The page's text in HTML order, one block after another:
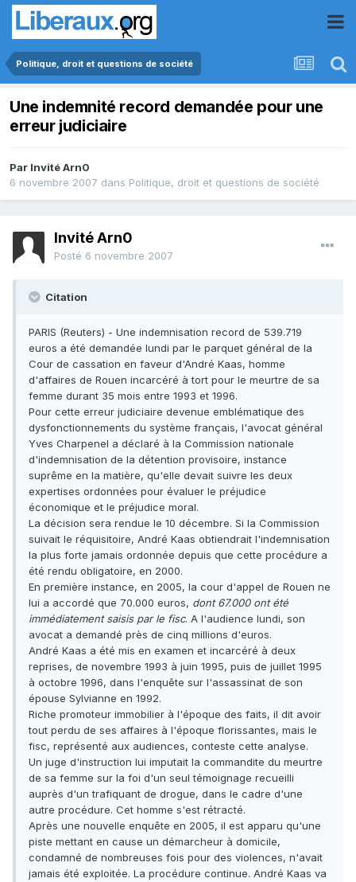
Politique, droit et questions de société
Une indemnité record demandée pour une
erreur judiciaire
Par Invité Arn0
6 novembre 2007 dans Politique, droit et questions de société
Invité Arn0
Posté 6 novembre 2007
Citation
PARIS (Reuters) - Une indemnisation record de 539.719
euros a été demandée lundi par le parquet général de la
Cour de cassation en faveur d'André Kaas, homme
d'affaires de Rouen incarcéré à tort pour le meurtre de sa
femme durant 35 mois entre 1993 et 1996.
Pour cette erreur judiciaire devenue emblématique des
dysfonctionnements du système français, l'avocat général
Yves Charpenel a déclaré à la Commission nationale
d'indemnisation de la détention provisoire, instance
suprême en la matière, qu'elle devait suivre les deux
expertises ordonnées pour évaluer le préjudice
économique et le préjudice moral.
La décision sera rendue le 10 décembre. Si la Commission
suivait le réquisitoire, André Kaas obtiendrait l'indemnisation
la plus forte jamais ordonnée depuis que cette procédure a
été rendu obligatoire, en 2000.
En première instance, en 2005, la cour d'appel de Rouen ne
lui a accordé que 70.000 euros, dont 67.000 ont été
immédiatement saisis par le fisc. A l'audience lundi, son
avocat a demandé près de cinq millions d'euros.
André Kaas a été mis en examen et incarcéré à deux
reprises, de novembre 1993 à juin 1995, puis de juillet 1995
à octobre 1996, dans l'enquête sur l'assassinat de son
épouse Sylvianne en 1992.
Riche promoteur immobilier à l'époque des faits, il dit avoir
tout perdu de ses affaires à l'époque florissantes, mais le
fisc, représenté aux audiences, conteste cette analyse.
Un juge d'instruction lui imputait la commandite du meurtre
de sa femme sur la foi d'un seul témoignage recueilli
auprès d'un trafiquant de drogue, dans le cadre d'une
autre procédure. Cet homme s'est rétracté.
Après une nouvelle enquête en 2005, il est apparu qu'une
piste mettant en cause un démarcheur à domicile,
condamné de nombreuses fois pour des violences, n'avait
jamais été exploitée. La procédure continue. André Kaas va